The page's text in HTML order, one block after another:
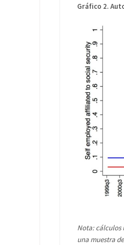
Gráfico 2.
Nota: cálculos
una muestra